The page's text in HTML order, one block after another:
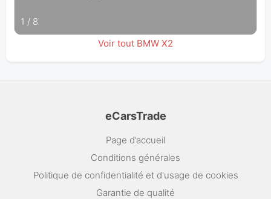
1 / 8
Voir tout BMW X2
eCarsTrade
Page d’accueil
Conditions générales
Politique de confidentialité et d'usage de cookies
Garantie de qualité